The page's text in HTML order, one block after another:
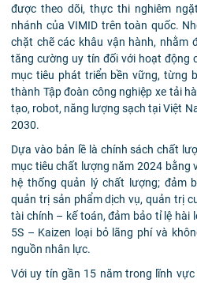
được theo dõi, thực thi nghiêm
nhánh của VIMID trên toàn quốc.
chặt chẽ các khâu vận hành, nhằm
tăng cường uy tín đối với hoạt động
mục tiêu phát triển bền vững, từng
thành Tập đoàn công nghiệp xe tải
tạo, robot, năng lượng sạch tại Việt
2030.
Dựa vào bản lề là chính sách chất
mục tiêu chất lượng năm 2024 bằng
hệ thống quản lý chất lượng; đảm
quản trị sản phẩm dịch vụ, quản trị
tài chính – kế toán, đảm bảo tỉ lệ hài
5S – Kaizen loại bỏ lãng phí và
nguồn nhân lực.
Với uy tín gần 15 năm trong lĩnh